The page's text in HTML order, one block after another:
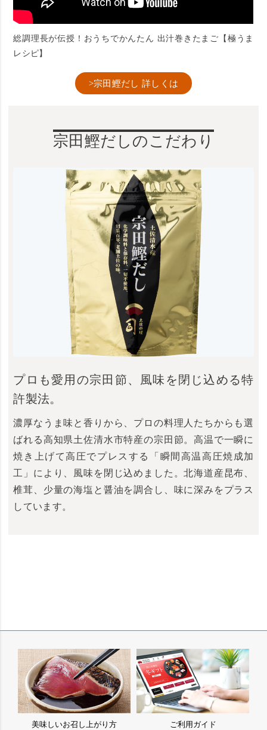
総調理長が伝授！おうちでかんたん 出汁巻きたまご【極うま
レシピ】
>宗田鰹だし 詳しくは
宗田鰹だしのこだわり
プロも愛用の宗田節、風味を閉じ込める特
許製法。
濃厚なうま味と香りから、プロの料理人たちからも選
ばれる高知県土佐清水市特産の宗田節。高温で一瞬に
焼き上げて高圧でプレスする「瞬間高温高圧焼成加
工」により、風味を閉じ込めました。北海道産昆布、
椎茸、少量の海塩と醤油を調合し、味に深みをプラス
しています。
美味しいお召し上がり方 ご利用ガイド